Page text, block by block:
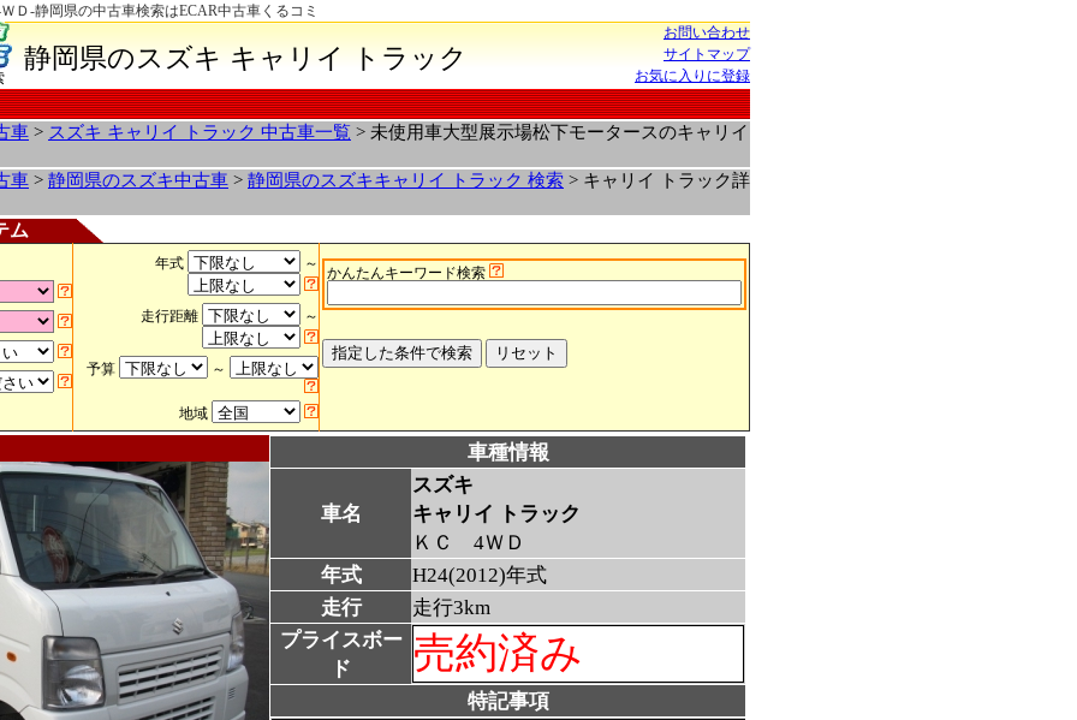
-静岡県の中古車検索はECAR中古車くるコミ
静岡県のスズキ キャリイ トラック
お問い合わせ
サイトマップ
お気に入りに登録
車 > スズキ キャリイ トラック 中古車一覧 > 未使用車大型展示場松下モータースのキャリイ
車 > 静岡県のスズキ中古車 > 静岡県のスズキキャリイ トラック 検索 > キャリイ トラック詳
ム
年式 ～
走行距離 ～
予算 ～
地域
かんたんキーワード検索
車種情報
車名
スズキ
キャリイ トラック
ＫＣ 4ＷＤ
年式
H24(2012)年式
走行
走行3km
プライスボー
ド
売約済み
特記事項